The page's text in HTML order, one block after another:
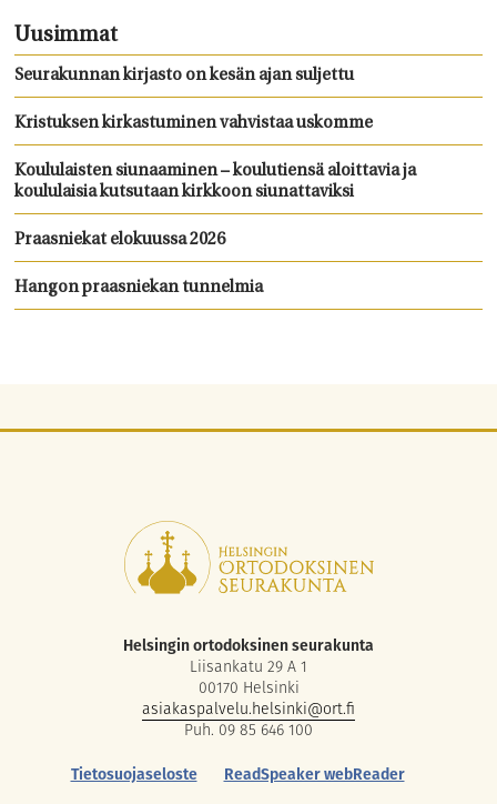
Uusimmat
Seurakunnan kirjasto on kesän ajan suljettu
Kristuksen kirkastuminen vahvistaa uskomme
Koululaisten siunaaminen – koulutiensä aloittavia ja
koululaisia kutsutaan kirkkoon siunattaviksi
Praasniekat elokuussa 2026
Hangon praasniekan tunnelmia
Helsingin ortodoksinen seurakunta
Liisankatu 29 A 1
00170 Helsinki
asiakaspalvelu.helsinki@ort.fi
Puh. 09 85 646 100
Tietosuojaseloste
ReadSpeaker webReader